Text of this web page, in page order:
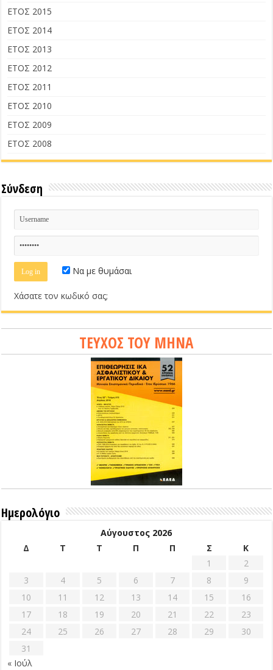
ΕΤΟΣ 2015
ΕΤΟΣ 2014
ΕΤΟΣ 2013
ΕΤΟΣ 2012
ΕΤΟΣ 2011
ΕΤΟΣ 2010
ΕΤΟΣ 2009
ΕΤΟΣ 2008
Σύνδεση
Να με θυμάσαι
Χάσατε τον κωδικό σας;
ΤΕΥΧΟΣ ΤΟΥ ΜΗΝΑ
Ημερολόγιο
Αύγουστος 2026
Δ
Τ Τ Π Π Σ
Κ
1
2
3
4 5 6 7 8
9
10
11 12 13 14 15
16
17
18 19 20 21 22
23
24
25 26 27 28 29
30
31
« Ιούλ